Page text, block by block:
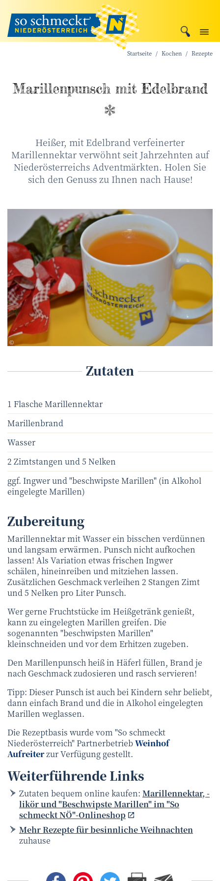
Startseite Kochen Rezepte
Marillen­punsch mit Edelbrand
Heißer, mit Edelbrand verfeinerter
Marillennektar verwöhnt seit Jahrzehnten auf
Niederösterreichs Adventmärkten. Holen Sie
sich den Genuss zu Ihnen nach Hause!
©D. Würthner
Zutaten
1 Flasche Marillennektar
Marillenbrand
Wasser
2 Zimtstangen und 5 Nelken
ggf. Ingwer und "beschwipste Marillen" (in Alkohol
eingelegte Marillen)
Zubereitung
Marillennektar mit Wasser ein bisschen verdünnen
und langsam erwärmen. Punsch nicht aufkochen
lassen! Als Variation etwas frischen Ingwer
schälen, hineinreiben und mitziehen lassen.
Zusätzlichen Geschmack verleihen 2 Stangen Zimt
und 5 Nelken pro Liter Punsch.
Wer gerne Fruchtstücke im Heißgetränk genießt,
kann zu eingelegten Marillen greifen. Die
sogenannten "beschwipsten Marillen"
kleinschneiden und vor dem Erhitzen zugeben.
Den Marillenpunsch heiß in Häferl füllen, Brand je
nach Geschmack zudosieren und rasch servieren!
Tipp: Dieser Punsch ist auch bei Kindern sehr beliebt,
dann einfach Brand und die in Alkohol eingelegten
Marillen weglassen.
Die Rezeptbasis wurde vom "So schmeckt
Niederösterreich" PartnerbetriebWeinhof
Aufreiterzur Verfügung gestellt.
Weiterführende Links
Zutaten bequem online kaufen: Marillennektar, -
likör und "Beschwipste Marillen" im "So
schmeckt NÖ"-Onlineshop
Mehr Rezepte für besinnliche Weihnachten
zuhause